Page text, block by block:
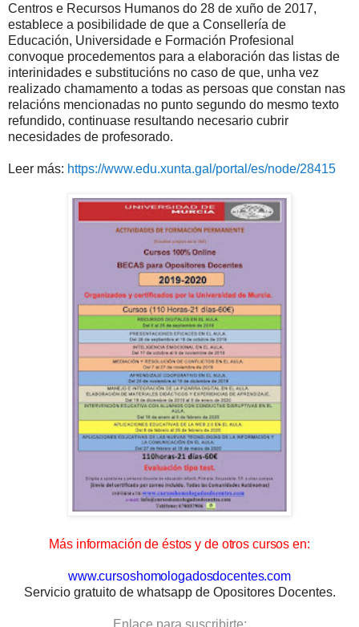
Centros e Recursos Humanos do 28 de xuño de 2017,
establece a posibilidade de que a Consellería de
Educación, Universidade e Formación Profesional
convoque procedementos para a elaboración das listas de
interinidades e substitucións no caso de que, unha vez
realizado chamamento a todas as persoas que constan nas
relacións mencionadas no punto segundo do mesmo texto
refundido, continuase resultando necesario cubrir
necesidades de profesorado.
Leer más: https://www.edu.xunta.gal/portal/es/node/28415
Más información de éstos y de otros cursos en:
www.cursoshomologadosdocentes.com
Servicio gratuito de whatsapp de Opositores Docentes.
Enlace para suscribirte: